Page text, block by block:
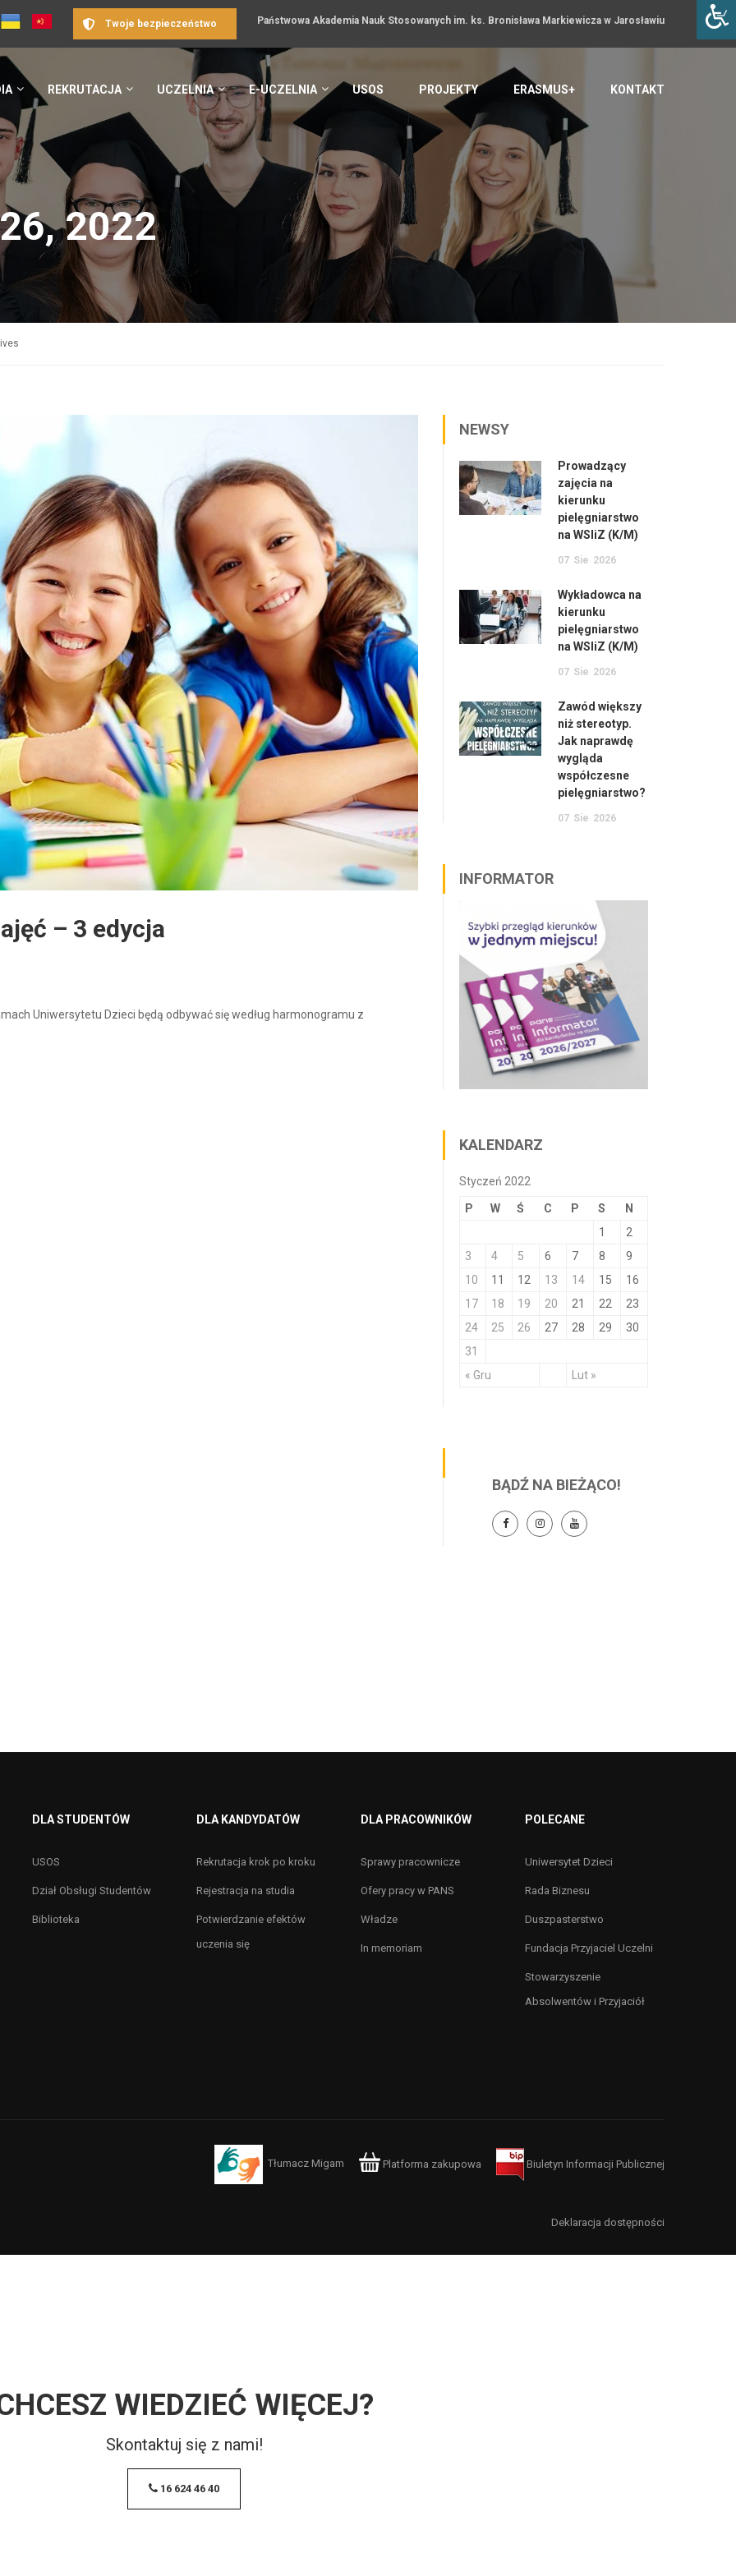
Państwowa Akademia Nauk Stosowanych im. ks. Bronisława Markiewicza w Jarosławiu
Twoje bezpieczeństwo
REKRUTACJA UCZELNIA E-UCZELNIA USOS PROJEKTY ERASMUS+ KONTAKT
2022
– 3 edycja
Uniwersytetu Dzieci będą odbywać się według harmonogramu z
NEWSY
Prowadzący
zajęcia na
kierunku
pielęgniarstwo
na WSIiZ (K/M)
07 Sie 2026
Wykładowca na
kierunku
pielęgniarstwo
na WSIiZ (K/M)
07 Sie 2026
Zawód większy
niż stereotyp.
Jak naprawdę
wygląda
współczesne
pielęgniarstwo?
07 Sie 2026
INFORMATOR
KALENDARZ
Styczeń 2022
P W Ś C P S N
« Gru Lut »
1
2
3
4 5 6 7 8
9
10
11 12 13 14 15
16
17
18 19 20 21 22
23
24
25 26 27 28 29
30
31
BĄDŹ NA BIEŻĄCO!
DLA STUDENTÓW
USOS
Dział Obsługi Studentów
Biblioteka
DLA KANDYDATÓW
Rekrutacja krok po kroku
Rejestracja na studia
Potwierdzanie efektów
uczenia się
DLA PRACOWNIKÓW
Sprawy pracownicze
Ofery pracy w PANS
Władze
In memoriam
POLECANE
Uniwersytet Dzieci
Rada Biznesu
Duszpasterstwo
Fundacja Przyjaciel Uczelni
Stowarzyszenie
Absolwentów i Przyjaciół
Tłumacz Migam Platforma zakupowa Biuletyn Informacji Publicznej
Deklaracja dostępności
WIEDZIEĆ WIĘCEJ?
Skontaktuj się z nami!
16 624 46 40